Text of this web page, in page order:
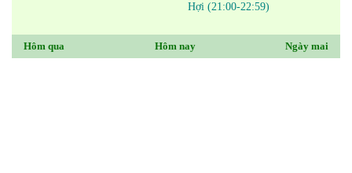
Hợi (21:00-22:59)
Hôm qua Hôm nay Ngày mai